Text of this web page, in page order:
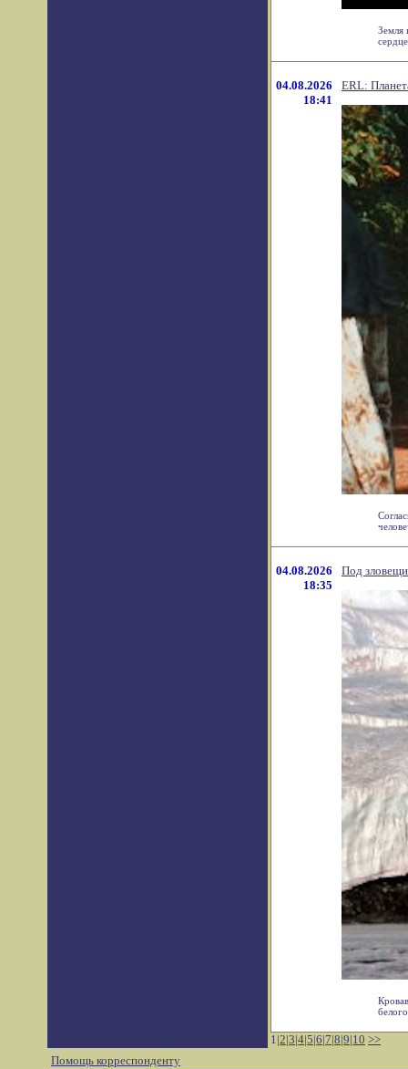
Земля
04.08.2026
18:41
ERL:
04.08.2026
18:35
Под
1|2|3|4|5|6|7|8|9|10 >>
Помощь корреспонденту